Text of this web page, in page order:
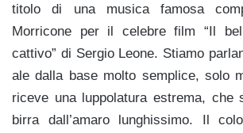
titolo di una musica famosa
Morricone per il celebre film “Il
cattivo” di Sergio Leone. Stiamo
ale dalla base molto semplice, solo
riceve una luppolatura estrema, che
birra dall’amaro lunghissimo. Il